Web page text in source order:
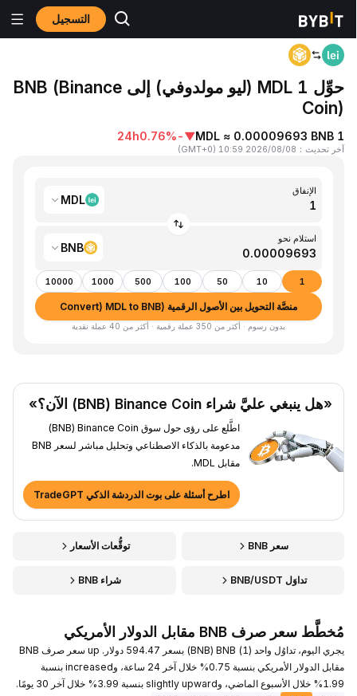
التسجيل المنزٍل MDL to BNB
حوِّل 1 MDL (ليو مولدوفي) إلى BNB (Binance
Coin)
1 MDL ≈ 0.00009693 BNB
▼
-0.76%
24h
آخر تحديث：
2026/08/08 10:59
(
GMT+0
)
الإنفاق
MDL
استلام نحو
BNB
1
10
50
100
500
1000
10000
منصَّة التحويل بين الأصول الرقمية (Convert) MDL to BNB
بدون رسوم · أكثر من 350 عملة رقمية · أكثر من 40 عملة نقدية
«هل ينبغي عليَّ شراء Binance Coin ‏(BNB) الآن؟»
اطَّلع على رؤى حول سوق Binance Coin ‏(BNB)
مدعومة بالذكاء الاصطناعي وتحليل مباشر لسعر BNB
مقابل MDL.
اطرح أسئلة على بوت الدردشة الذكي TradeGPT
سعر BNB توقُّعات الأسعار
تداوَل BNB/USDT شراء BNB
مُخطَّط سعر صرف BNB مقابل الدولار الأمريكي
يجري اليوم، تداوُل واحد (1) BNB ‏(BNB) بسعر 594.47 دولار. up سعر صرف BNB
مقابل الدولار الأمريكي بنسبة 0.75% خلال آخر 24 ساعة، وincreased بنسبة
1.99% خلال الأسبوع الماضي، وslightly upward بنسبة 3.99% خلال آخر 30 يومًا.